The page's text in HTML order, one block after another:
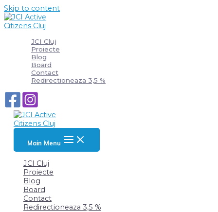
Skip to content
JCI Cluj
Proiecte
Blog
Board
Contact
Redirectioneaza 3,5 %
Main Menu
JCI Cluj
Proiecte
Blog
Board
Contact
Redirectioneaza 3,5 %